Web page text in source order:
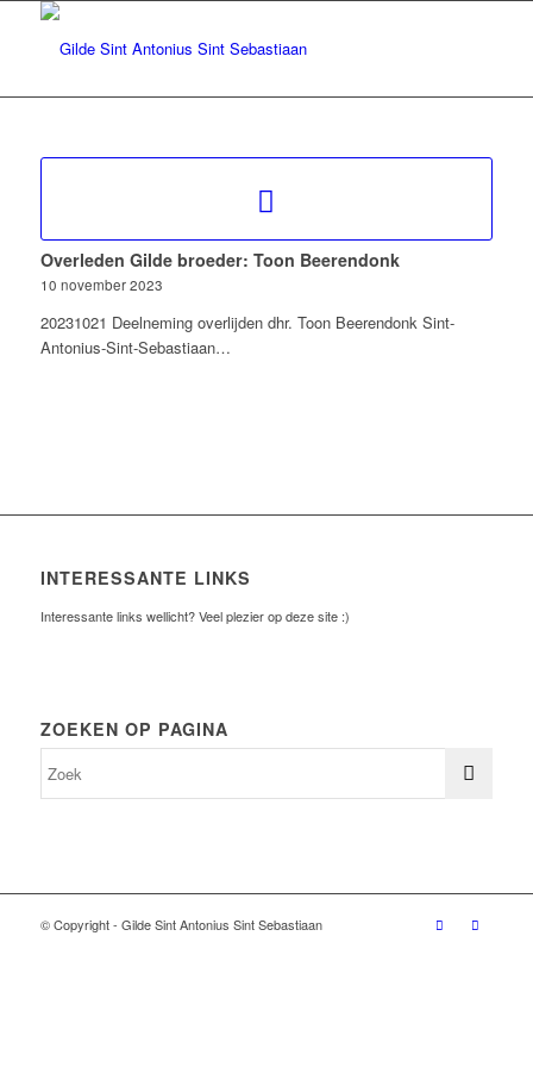
Overleden Gilde broeder: Toon Beerendonk
10 november 2023
20231021 Deelneming overlijden dhr. Toon Beerendonk Sint-
Antonius-Sint-Sebastiaan…
INTERESSANTE LINKS
Interessante links wellicht? Veel plezier op deze site :)
ZOEKEN OP PAGINA
© Copyright - Gilde Sint Antonius Sint Sebastiaan